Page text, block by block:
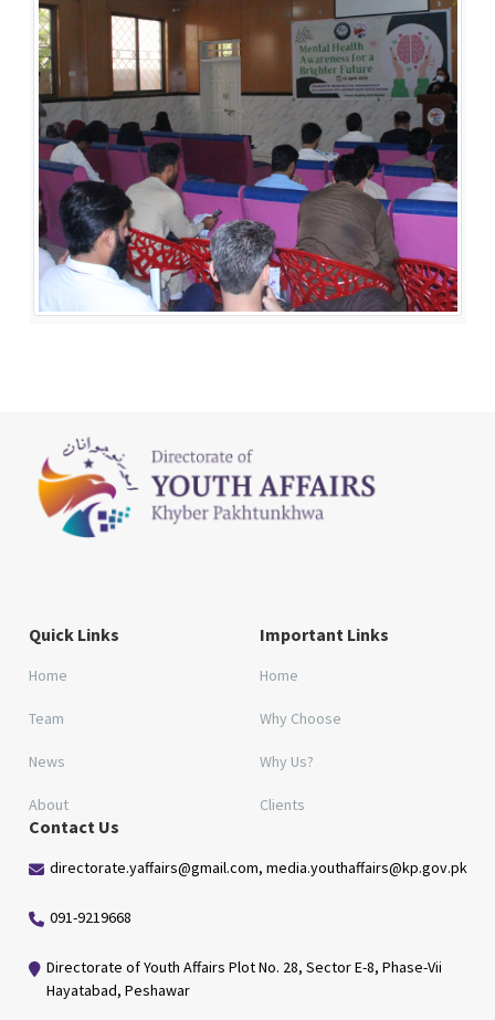
Quick Links
Home
Team
News
About
Important Links
Home
Why Choose
Why Us?
Clients
Contact Us
directorate.yaffairs@gmail.com, media.youthaffairs@kp.gov.pk
091-9219668
Directorate of Youth Affairs Plot No. 28, Sector E-8, Phase-Vii
Hayatabad, Peshawar